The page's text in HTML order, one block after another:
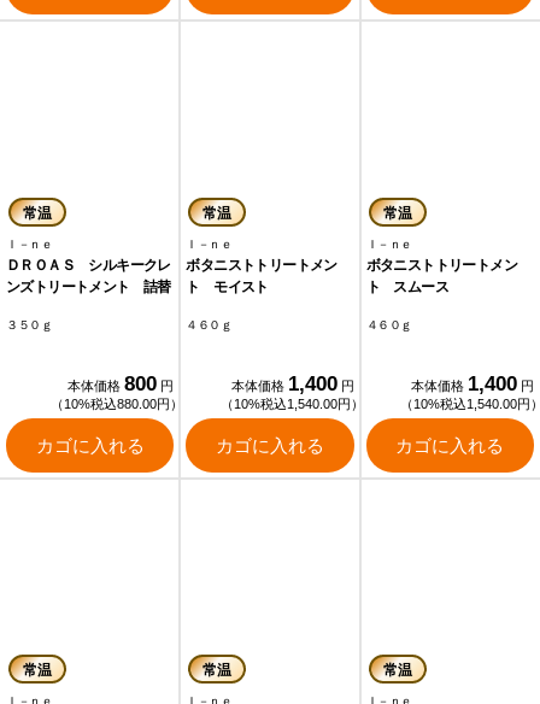
常温
Ｉ－ｎｅ
ＤＲＯＡＳ シルキークレ
ンズトリートメント 詰替
３５０ｇ
本体価格 800 円
（10%税込880.00円）
カゴに入れる
常温
Ｉ－ｎｅ
ボタニストトリートメン
ト モイスト
４６０ｇ
本体価格 1,400 円
（10%税込1,540.00円）
カゴに入れる
常温
Ｉ－ｎｅ
ボタニストトリートメン
ト スムース
４６０ｇ
本体価格 1,400 円
（10%税込1,540.00円
カゴに入れる
常温 常温 常温